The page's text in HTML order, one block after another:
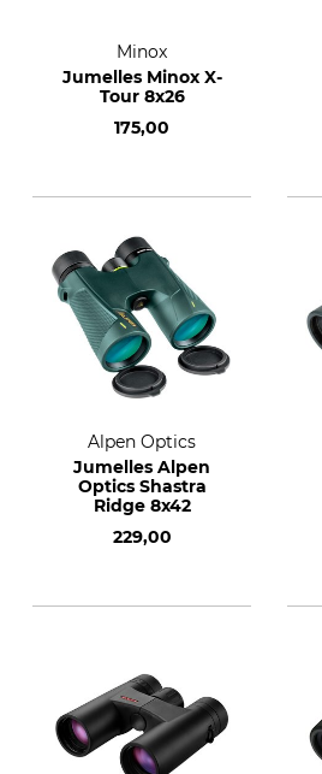
Minox
Jumelles Minox X-
Tour 8x26
175,00
Alpen Optics
Jumelles Alpen
Optics Shastra
Ridge 8x42
229,00